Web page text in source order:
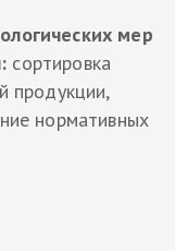
мер
сортировка
продукции,
нормативных